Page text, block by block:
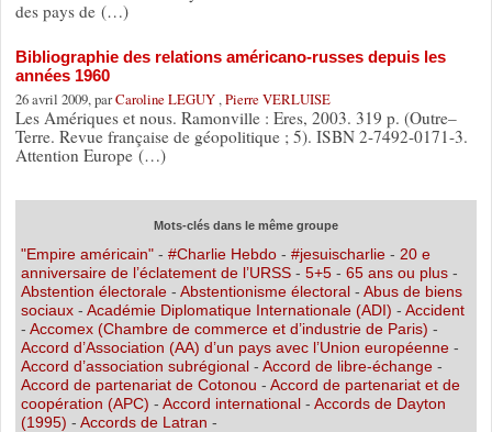
des pays de (…)
Bibliographie des relations américano-russes depuis les
années 1960
26 avril 2009, parCaroline LEGUY , Pierre VERLUISE
Les Amériques et nous. Ramonville : Eres, 2003. 319 p. (Outre–
Terre. Revue française de géopolitique ; 5). ISBN 2-7492-0171-3.
Attention Europe (…)
Mots-clés dans le même groupe
"Empire américain"- #Charlie Hebdo- #jesuischarlie- 20 e
anniversaire de l’éclatement de l’URSS- 5+5- 65 ans ou plus-
Abstention électorale- Abstentionisme électoral- Abus de biens
sociaux- Académie Diplomatique Internationale (ADI) - Accident
- Accomex (Chambre de commerce et d’industrie de Paris) -
Accord d’Association (AA) d’un pays avec l’Union européenne-
Accord d’association subrégional- Accord de libre-échange-
Accord de partenariat de Cotonou - Accord de partenariat et de
coopération (APC) - Accord international- Accords de Dayton
(1995) - Accords de Latran -